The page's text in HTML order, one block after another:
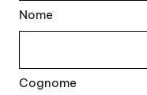
Nome
Cognome